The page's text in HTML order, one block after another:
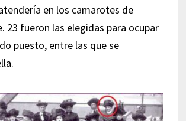
en los camarotes de
23 fueron las elegidas para ocupar
puesto, entre las que se